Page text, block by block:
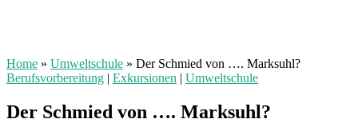
Home » Umweltschule » Der Schmied von …. Marksuhl?
Berufsvorbereitung | Exkursionen | Umweltschule
Der Schmied von …. Marksuhl?